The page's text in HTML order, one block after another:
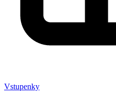
Vstupenky